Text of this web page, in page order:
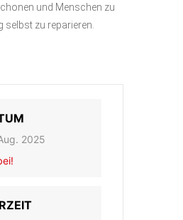
und Menschen zu
selbst zu reparieren.
2025